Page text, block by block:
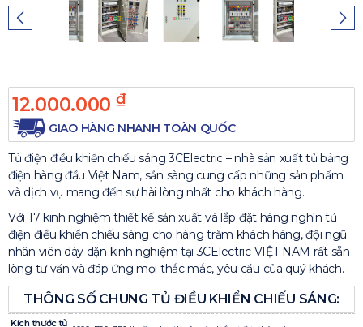
12.000.000 ₫
GIAO HÀNG NHANH TOÀN QUỐC
Tủ điện điều khiển chiếu sáng 3CElectric – nhà sản xuất tủ bảng
điện hàng đầu Việt Nam, sẵn sàng cung cấp những sản phẩm
và dịch vụ mang đến sự hài lòng nhất cho khách hàng.
Với 17 kinh nghiệm thiết kế sản xuất và lắp đặt hàng nghìn tủ
điện điều khiển chiếu sáng cho hàng trăm khách hàng, đội ngũ
nhân viên dày dặn kinh nghiệm tại 3CElectric VIỆT NAM rất sẵn
lòng tư vấn và đáp ứng mọi thắc mắc, yêu cầu của quý khách.
THÔNG SỐ CHUNG TỦ ĐIỀU KHIỂN CHIẾU SÁNG:
Kích thước tủ